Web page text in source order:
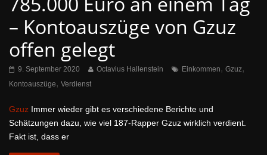
– Kontoauszüge von Gzuz
offen gelegt
9. September 2020 Octavius Hallenstein Einkommen, Gzuz,
Kontoauszüge, Verdienst
Gzuz Immer wieder gibt es verschiedene Berichte und
Schätzungen dazu, wie viel 187-Rapper Gzuz wirklich verdient.
Fakt ist, dass er